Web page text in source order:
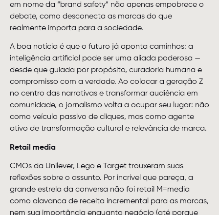
em nome da “brand safety” não apenas empobrece o
debate, como desconecta as marcas do que
realmente importa para a sociedade.
A boa notícia é que o futuro já aponta caminhos: a
inteligência artificial pode ser uma aliada poderosa —
desde que guiada por propósito, curadoria humana e
compromisso com a verdade. Ao colocar a geração Z
no centro das narrativas e transformar audiência em
comunidade, o jornalismo volta a ocupar seu lugar: não
como veículo passivo de cliques, mas como agente
ativo de transformação cultural e relevância de marca.
Retail media
CMOs da Unilever, Lego e Target trouxeram suas
reflexões sobre o assunto. Por incrível que pareça, a
grande estrela da conversa não foi retail M=media
como alavanca de receita incremental para as marcas,
nem sua importância enquanto negócio (até porque